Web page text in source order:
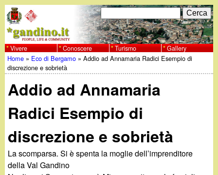
al
contenuto
principale
w
w
w
.
g
F
o
r
d
i
r
i
C
e
r
c
a
Vivere Conoscere Turismo Gallery
Tu
sei
qui
Home » Eco di Bergamo »Addio ad Annamaria Radici Esempio di
discrezione e sobrietà
Addio ad Annamaria
Radici Esempio di
discrezione e sobrietà
La scomparsa. Si è spenta la moglie dell’imprenditore
della Val Gandino